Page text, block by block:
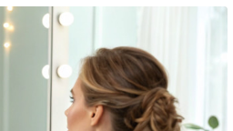
вони ефекти...